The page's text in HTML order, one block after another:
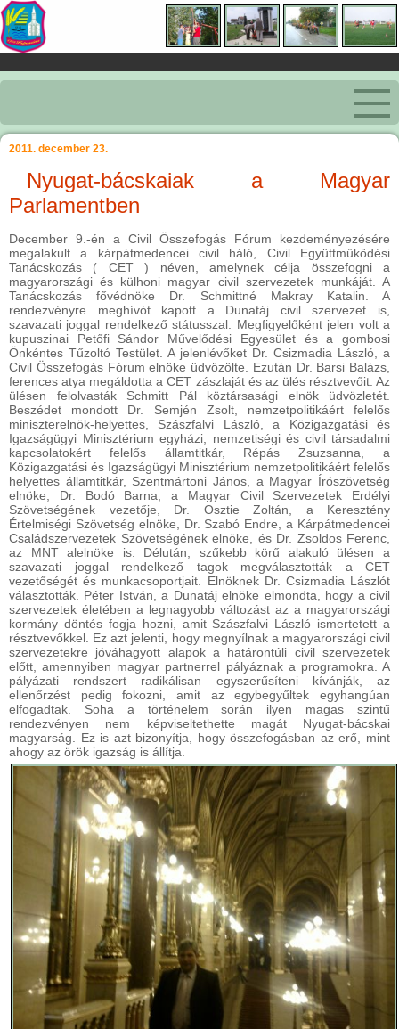
2011. december 23.
Nyugat-bácskaiak a Magyar
Parlamentben
December 9.-én a Civil Összefogás Fórum kezdeményezésére
megalakult a kárpátmedencei civil háló, Civil Együttműködési
Tanácskozás ( CET ) néven, amelynek célja összefogni a
magyarországi és külhoni magyar civil szervezetek munkáját. A
Tanácskozás fővédnöke Dr. Schmittné Makray Katalin. A
rendezvényre meghívót kapott a Dunatáj civil szervezet is,
szavazati joggal rendelkező státusszal. Megfigyelőként jelen volt a
kupuszinai Petőfi Sándor Művelődési Egyesület és a gombosi
Önkéntes Tűzoltó Testület. A jelenlévőket Dr. Csizmadia László, a
Civil Összefogás Fórum elnöke üdvözölte. Ezután Dr. Barsi Balázs,
ferences atya megáldotta a CET zászlaját és az ülés résztvevőit. Az
ülésen felolvasták Schmitt Pál köztársasági elnök üdvözletét.
Beszédet mondott Dr. Semjén Zsolt, nemzetpolitikáért felelős
miniszterelnök-helyettes, Szászfalvi László, a Közigazgatási és
Igazságügyi Minisztérium egyházi, nemzetiségi és civil társadalmi
kapcsolatokért felelős államtitkár, Répás Zsuzsanna, a
Közigazgatási és Igazságügyi Minisztérium nemzetpolitikáért felelős
helyettes államtitkár, Szentmártoni János, a Magyar Írószövetség
elnöke, Dr. Bodó Barna, a Magyar Civil Szervezetek Erdélyi
Szövetségének vezetője, Dr. Osztie Zoltán, a Keresztény
Értelmiségi Szövetség elnöke, Dr. Szabó Endre, a Kárpátmedencei
Családszervezetek Szövetségének elnöke, és Dr. Zsoldos Ferenc,
az MNT alelnöke is. Délután, szűkebb körű alakuló ülésen a
szavazati joggal rendelkező tagok megválasztották a CET
vezetőségét és munkacsoportjait. Elnöknek Dr. Csizmadia Lászlót
választották. Péter István, a Dunatáj elnöke elmondta, hogy a civil
szervezetek életében a legnagyobb változást az a magyarországi
kormány döntés fogja hozni, amit Szászfalvi László ismertetett a
résztvevőkkel. Ez azt jelenti, hogy megnyílnak a magyarországi civil
szervezetekre jóváhagyott alapok a határontúli civil szervezetek
előtt, amennyiben magyar partnerrel pályáznak a programokra. A
pályázati rendszert radikálisan egyszerűsíteni kívánják, az
ellenőrzést pedig fokozni, amit az egybegyűltek egyhangúan
elfogadtak. Soha a történelem során ilyen magas szintű
rendezvényen nem képviseltethette magát Nyugat-bácskai
magyarság. Ez is azt bizonyítja, hogy összefogásban az erő, mint
ahogy az örök igazság is állítja.